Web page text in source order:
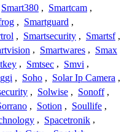
Smart380 , Smartcam ,
, Smartguard ,
, Smartsecurity , Smartsf ,
, Smartwares , Smax
, Smtsec , Smvi ,
, Soho , Solar Ip Camera ,
, Solwise , Sonoff ,
, Sotion , Soullife ,
, Spacetronik ,